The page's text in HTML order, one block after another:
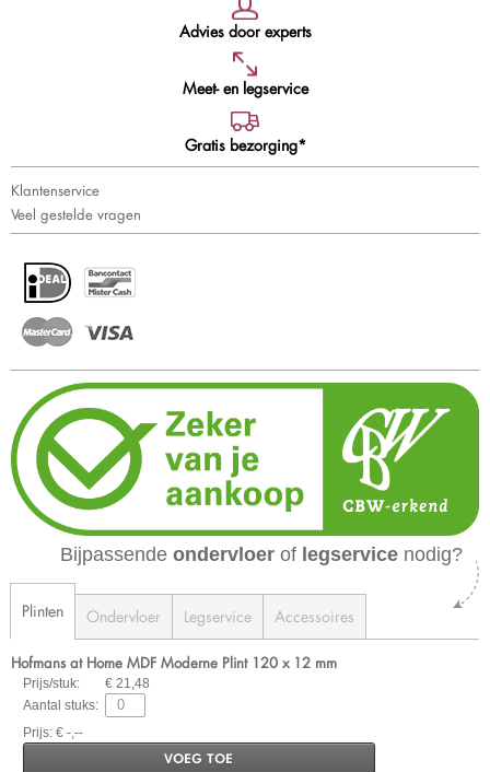
Advies door experts
Meet- en legservice
Gratis bezorging*
Klantenservice
Veel gestelde vragen
Bijpassende ondervloer of legservice nodig?
Plinten Ondervloer Legservice Accessoires
Hofmans at Home MDF Moderne Plint 120 x 12 mm
Prijs/stuk:
€ 21,48
Aantal stuks:
Prijs: € -,--
VOEG TOE